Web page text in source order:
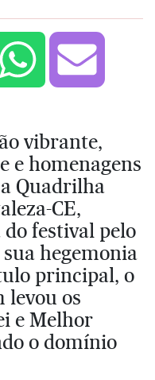
vibrante,
e homenagens
Quadrilha
CE,
do festival pelo
hegemonia
principal, o
os
e Melhor
o domínio